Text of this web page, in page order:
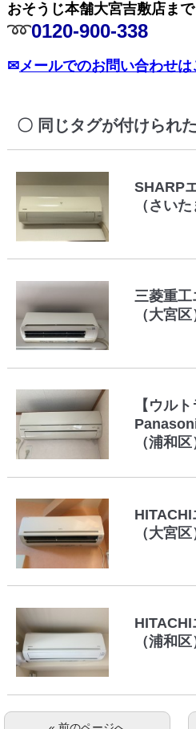
おそうじ本舗大宮吉敷店まで
➿0120-900-338
✉メールでのお問い合わせは
同じタグが付けられ
SHARP
（さい
三菱重工
（大宮区
【ウル
（浦和区
（大宮区
（浦和区